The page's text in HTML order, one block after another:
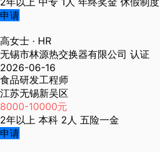
申请
高女士 · HR
无锡市林源热交换器有限公司 认证
2026-06-16
食品研发工程师
江苏无锡新吴区
8000-10000元
2年以上 本科 2人 五险一金
申请